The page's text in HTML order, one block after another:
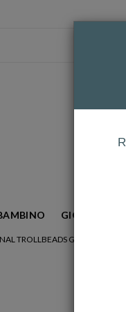
GIOIELLERIA
TROLLBEADS GUARDIANO